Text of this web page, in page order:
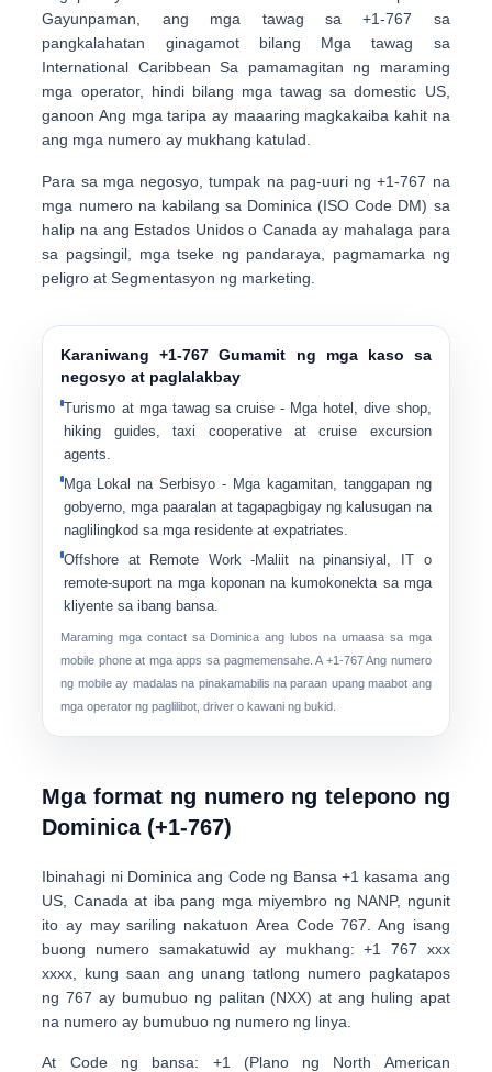
Gayunpaman, ang mga tawag sa +1-767 sa
pangkalahatan ginagamot bilang Mga tawag sa
International Caribbean Sa pamamagitan ng maraming
mga operator, hindi bilang mga tawag sa domestic US,
ganoon Ang mga taripa ay maaaring magkakaiba kahit na
ang mga numero ay mukhang katulad.
Para sa mga negosyo, tumpak na pag-uuri ng +1-767 na
mga numero na kabilang sa Dominica (ISO Code DM) sa
halip na ang Estados Unidos o Canada ay mahalaga para
sa pagsingil, mga tseke ng pandaraya, pagmamarka ng
peligro at Segmentasyon ng marketing
Karaniwang +1-767 Gumamit ng mga kaso sa
negosyo at paglalakbay
Turismo at mga tawag sa cruise - Mga hotel, dive shop,
hiking guides, taxi cooperative at cruise excursion
agents.
Mga Lokal na Serbisyo - Mga kagamitan, tanggapan ng
gobyerno, mga paaralan at tagapagbigay ng kalusugan na
naglilingkod sa mga residente at expatriates.
Offshore at Remote Work-Maliit na pinansiyal, IT o
remote-suport na mga koponan na kumokonekta sa mga
kliyente sa ibang bansa.
Maraming mga contact sa Dominica ang lubos na umaasa sa mga
mobile phoneat mga apps sa pagmemensahe. A +1-767 Ang numero
ng mobile ay madalas na pinakamabilis na paraan upang maabot ang
mga operator ng paglilibot, driver o kawani ng bukid.
Mga format ng numero ng telepono ng
Dominica (+1-767)
Ibinahagi ni Dominica ang Code ng Bansa +1 kasama ang
US, Canada at iba pang mga miyembro ng NANP, ngunit
ito ay may sariling nakatuon Area Code 767 . Ang isang
buong numero samakatuwid ay mukhang:+1 767 xxx
xxxx , kung saan ang unang tatlong numero pagkatapos
ng 767 ay bumubuo ng palitan (NXX) at ang huling apat
na numero ay bumubuo ng numero ng linya.
At Code ng bansa: +1
(Plano ng North American